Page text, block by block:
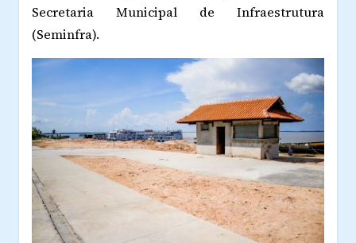
Secretaria Municipal de Infraestrutura
(Seminfra).